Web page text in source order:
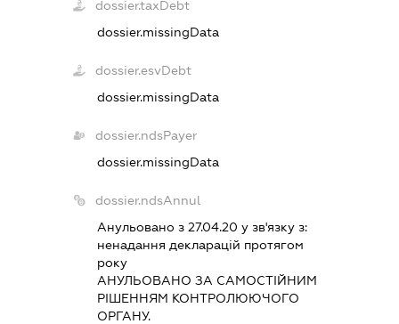
dossier.taxDebt
dossier.missingData
dossier.esvDebt
dossier.missingData
dossier.ndsPayer
dossier.missingData
dossier.ndsAnnul
Анульовано з 27.04.20 у зв'язку з:
ненадання декларацiй протягом
року
АНУЛЬОВАНО ЗА САМОСТIЙНИМ
РIШЕННЯМ КОНТРОЛЮЮЧОГО
ОРГАНУ.